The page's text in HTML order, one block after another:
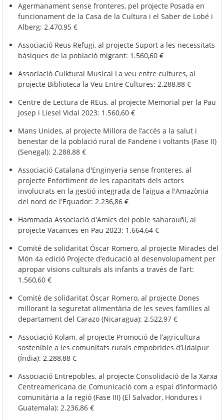
Agermanament sense fronteres, pel projecte Posada en
funcionament de la Casa de la Cultura i el Saber de Lobé i
Alberg: 2.470,95 €
Associació Reus Refugi, al projecte Suport a les necessitats
bàsiques de la població migrant: 1.560,60 €
Associació Culktural Musical La veu entre cultures, al
projecte Biblioteca la Veu Entre Cultures: 2.288,88 €
Centre de Lectura de REus, al projecte Memorial per la Pau
Josep i Liesel Vidal 2023: 1.560,60 €
Mans Unides, al projecte Millora de l’accés a la salut i
benestar de la població rural de Fandene i voltants (Fase II)
(Senegal): 2.288,88 €
Associació Catalana d'Enginyeria sense fronteres, al
projecte Enfortiment de les capacitats dels actors
involucrats en la gestió integrada de l’aigua a l'Amazònia
del nord de l'Equador: 2.236,86 €
Hammada Associació d'Amics del poble saharauñi, al
projecte Vacances en Pau 2023: 1.664,64 €
Comité de solidaritat Óscar Romero, al projecte Mirades del
Món 4a edició Projecte d’educació al desenvolupament per
apropar visions culturals als infants a través de l’art:
1.560,60 €
Comité de solidaritat Óscar Romero, al projecte Dones
millorant la seguretat alimentària de les seves famílies al
departament del Carazo (Nicaragua): 2.522,97 €
Associació Kolam, al projecte Promoció de l’agricultura
sostenible a les comunitats rurals empobrides d’Udaipur
(Índia): 2.288,88 €
Associació Entrepobles, al projecte Consolidació de la Xarxa
Centreamericana de Comunicació com a espai d’informació
comunitària a la regió (Fase III) (El Salvador, Hondures i
Guatemala): 2.236,86 €